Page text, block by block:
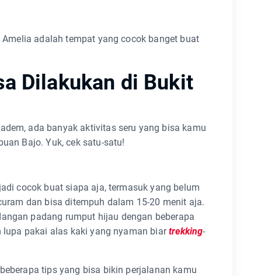
adalah tempat yang cocok banget buat
Dilakukan di Bukit
ada banyak aktivitas seru yang bisa kamu
Bajo. Yuk, cek satu-satu!
cocok buat siapa aja, termasuk yang belum
dan bisa ditempuh dalam 15-20 menit aja.
padang rumput hijau dengan beberapa
pakai alas kaki yang nyaman biartrekking-
tips yang bisa bikin perjalanan kamu